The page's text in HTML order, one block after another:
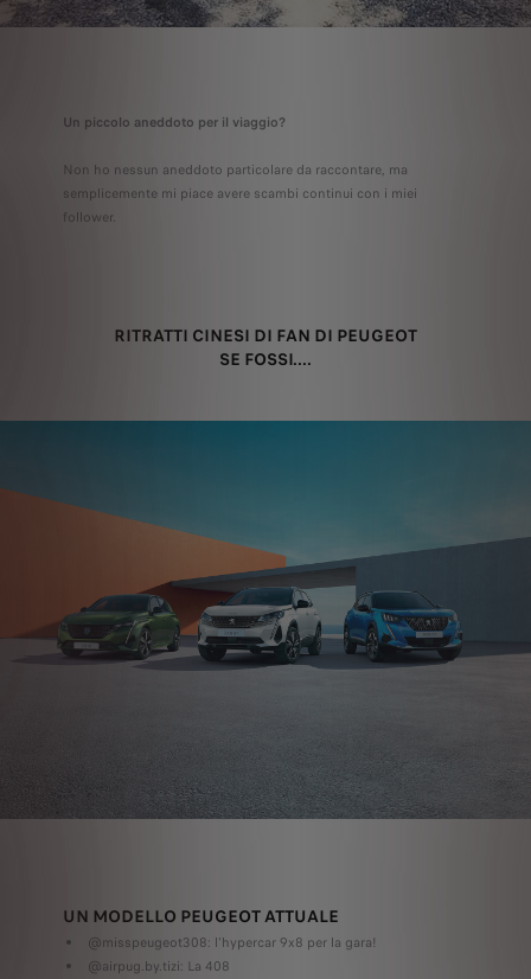
Un piccolo aneddoto per il viaggio?
Non ho nessun aneddoto particolare da raccontare, ma
semplicemente mi piace avere scambi continui con i miei
follower.
RITRATTI CINESI DI FAN DI PEUGEOT
SE FOSSI....
UN MODELLO PEUGEOT ATTUALE
@misspeugeot308: l'hypercar 9x8 per la gara!
@airpug.by.tizi: La 408